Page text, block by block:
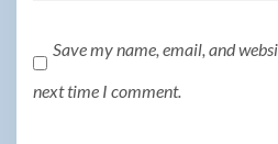
Save my name, email, and
next time I comment.